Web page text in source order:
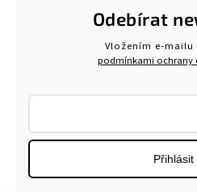
Odebírat
Vložením e-mailu
podmínkami ochrany
Přihlásit